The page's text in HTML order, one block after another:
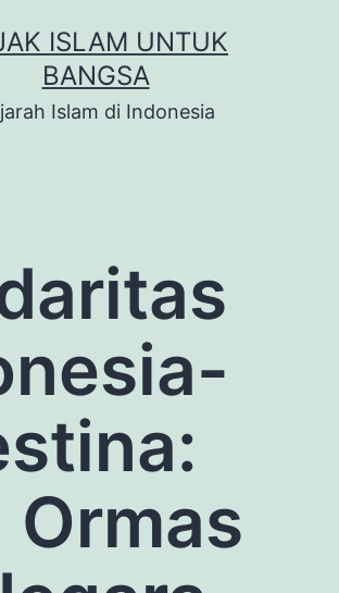
ISLAM UNTUK
BANGSA
Islam di Indonesia
Ormas